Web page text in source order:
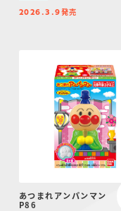
2026.3.9発売
あつまれアンパンマン
P86